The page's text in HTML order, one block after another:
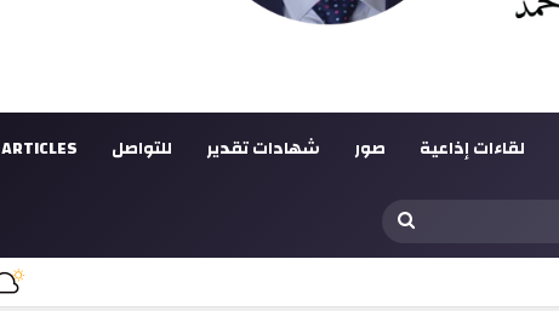
لقاءات إذاعية صور شهادات تقدير للتواصل ARTICLES